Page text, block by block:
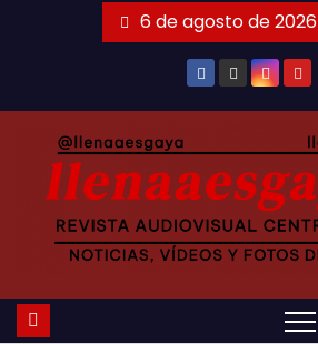
6 de agosto de 2026